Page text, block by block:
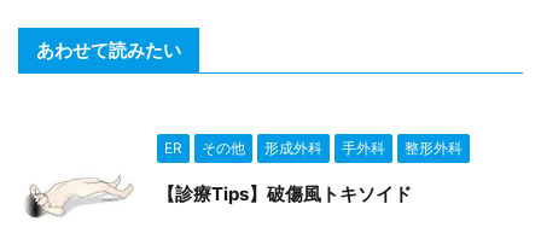
あわせて読みたい
ER その他 形成外科 手外科 整形外科
【診療Tips】破傷風トキソイド